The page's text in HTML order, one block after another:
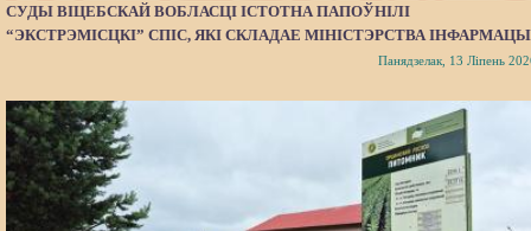
СУДЫ ВІЦЕБСКАЙ ВОБЛАСЦІ ІСТОТНА ПАПОЎНІЛІ
“ЭКСТРЭМІСЦКІ” СПІС, ЯКІ СКЛАДАЕ МІНІСТЭРСТВА
Панядзелак, 13 Ліпень